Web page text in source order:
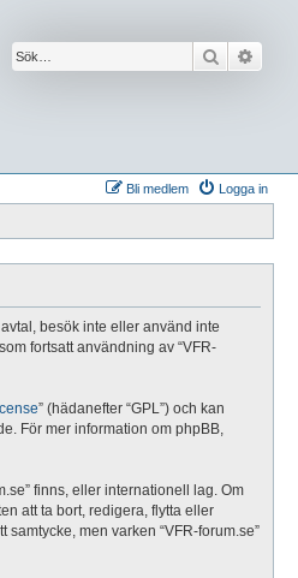
Sök
Logga in
Bli medlem
avtal, besök inte eller använd inte
fortsatt användning av “VFR-
” (hädanefter “GPL”) och kan
För mer information om phpBB,
finns, eller internationell lag. Om
att ta bort, redigera, flytta eller
men varken “VFR-forum.se”